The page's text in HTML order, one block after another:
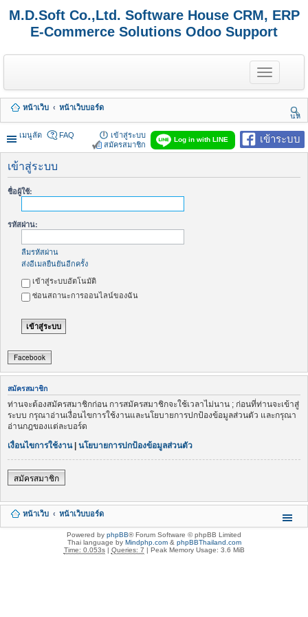
M.D.Soft Co.,Ltd. Software House CRM, ERP
E-Commerce Solutions Odoo Support
T
o
g
e
n
a
v
g
หน้าเว็บ
หน้าเว็บบอร์ด
นห
า
เมนูลัด
เข้าระบบ
Log in with LINE
FAQ
เข้าสู่ระบบ
สมัครสมาชิก
เข้าสู่ระบบ
ชื่อผู้ใช้:
รหัสผ่าน:
ลืมรหัสผ่าน
ส่งอีเมลยืนยันอีกครั้ง
เข้าสู่ระบบอัตโนมัติ
ซ่อนสถานะการออนไลน์ของฉัน
Facebook
สมัครสมาชิก
ท่านจะต้องสมัครสมาชิกก่อน การสมัครสมาชิกจะใช้เวลาไม่นาน ; ก่อนที่ท่านจะเข้าสู่
ระบบ กรุณาอ่านเงื่อนไขการใช้งานและนโยบายการปกป้องข้อมูลส่วนตัว และกรุณา
อ่านกฎของแต่ละบอร์ด
เงื่อนไขการใช้งาน| นโยบายการปกป้องข้อมูลส่วนตัว
สมัครสมาชิก
หน้าเว็บ หน้าเว็บบอร์ด
Powered by phpBB® Forum Software © phpBB Limited
Thai language by Mindphp.com& phpBBThailand.com
Time: 0.053s| Queries: 7 | Peak Memory Usage: 3.6 MiB